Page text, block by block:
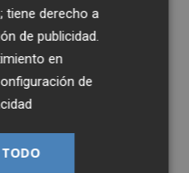
tiene derecho a
de publicidad
en
de